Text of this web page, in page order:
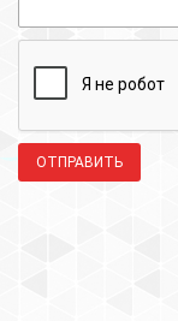
ОТПРАВИТЬ